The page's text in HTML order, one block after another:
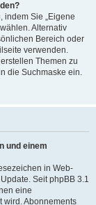
indem Sie „Eigene
Alternativ
Bereich oder
verwenden.
Themen zu
die Suchmaske ein.
und einem
in Web-
Seit phpBB 3.1
eine
wird. Abonnements